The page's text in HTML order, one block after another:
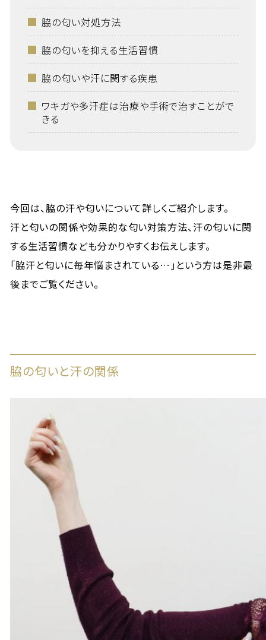
脇の匂い対処方法
脇の匂いを抑える生活習慣
脇の匂いや汗に関する疾患
ワキガや多汗症は治療や手術で治すことがで
きる
今回は、脇の汗や匂いについて詳しくご紹介します。
汗と匂いの関係や効果的な匂い対策方法、汗の匂いに関
する生活習慣なども分かりやすくお伝えします。
「脇汗と匂いに毎年悩まされている…」という方は是非最
後までご覧ください。
脇の匂いと汗の関係